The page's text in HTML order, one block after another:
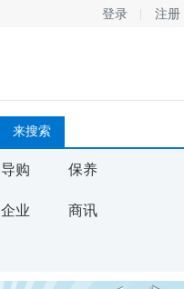
登录 注册
导购 保养
企业 商讯